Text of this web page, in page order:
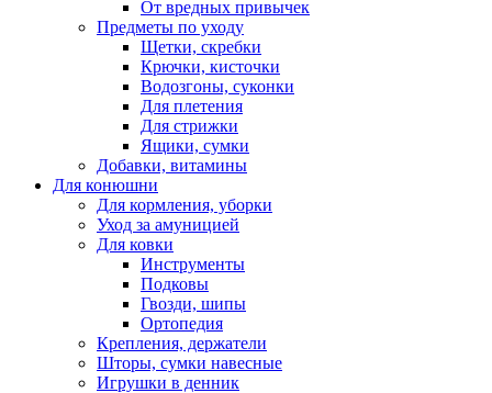
От вредных привычек
Предметы по уходу
Щетки, скребки
Крючки, кисточки
Водозгоны, суконки
Для плетения
Для стрижки
Ящики, сумки
Добавки, витамины
Для конюшни
Для кормления, уборки
Уход за амуницией
Для ковки
Инструменты
Подковы
Гвозди, шипы
Ортопедия
Крепления, держатели
Шторы, сумки навесные
Игрушки в денник